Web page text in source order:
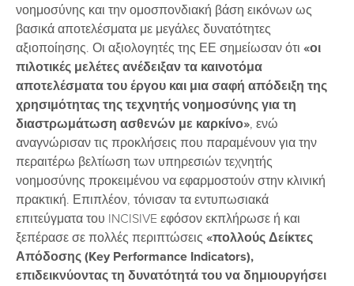
νοημοσύνης και την ομοσπονδιακή βάση εικόνων ως
βασικά αποτελέσματα με μεγάλες δυνατότητες
αξιοποίησης. Οι αξιολογητές της ΕΕ σημείωσαν ότι «οι
πιλοτικές μελέτες ανέδειξαν τα καινοτόμα
αποτελέσματα του έργου και μια σαφή απόδειξη της
χρησιμότητας της τεχνητής νοημοσύνης για τη
διαστρωμάτωση ασθενών με καρκίνο», ενώ
αναγνώρισαν τις προκλήσεις που παραμένουν για την
περαιτέρω βελτίωση των υπηρεσιών τεχνητής
νοημοσύνης προκειμένου να εφαρμοστούν στην κλινική
πρακτική. Επιπλέον, τόνισαν τα εντυπωσιακά
επιτεύγματα του INCISIVE εφόσον εκπλήρωσε ή και
ξεπέρασε σε πολλές περιπτώσεις «πολλούς Δείκτες
Απόδοσης (Key Performance Indicators),
επιδεικνύοντας τη δυνατότητά του να δημιουργήσει